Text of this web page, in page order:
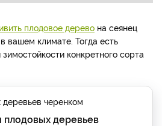
плодовое дерево на сеянец
вашем климате. Тогда есть
конкретного сорта
деревьев